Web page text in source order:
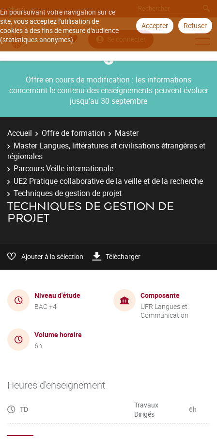
En poursuivant votre navigation sur ce
site, vous acceptez l'utilisation de
cookies à des fins de mesure d'audience
(statistiques anonymes).
Accepter Refuser
Aller à
Se connecter
Offre en cours de modification : les informations
concernant le contenu des enseignements peuvent évoluer
jusqu’au 30 septembre
Accueil Offre de formation
Master
Master Langues, littératures et civilisations étrangères et
régionales
Parcours Veille internationale
UE2 Pratique collaborative de la veille et de la recherche
Techniques de gestion de projet
TECHNIQUES DE GESTION DE
PROJET
Ajouter à la sélection Télécharger
Niveau d'étude
BAC +4
Composante
UFR Langues et
Communication
Volume horaire
6h
Heures d'enseignement
TD
Travaux
Dirigés
6h